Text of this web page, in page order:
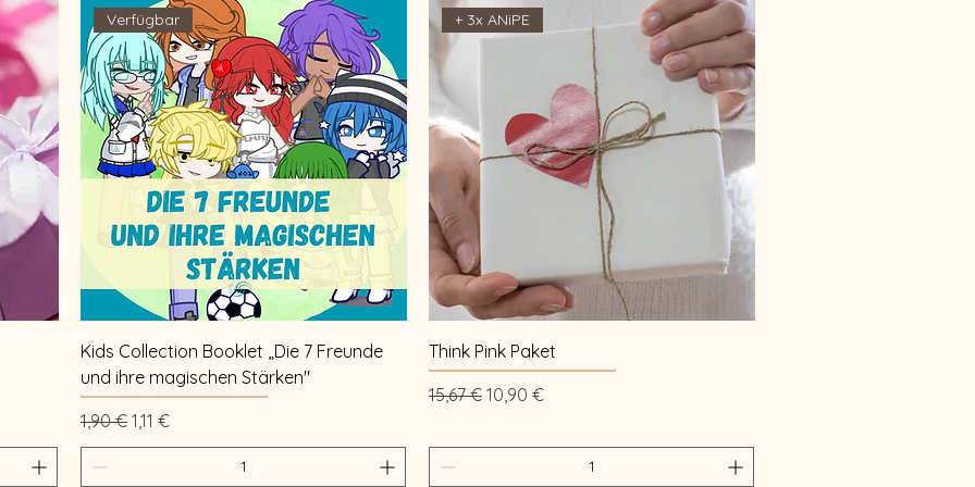
Schnellansicht
Verfügbar
Kids Collection Booklet „Die 7 Freunde
und ihre magischen Stärken"
Standardpreis
1,90 € Sale-Preis
1,11 €
Schnellansicht
+ 3x ANiPE
Think Pink Paket
Standardpreis
15,67 € Sale-Preis
10,90 €